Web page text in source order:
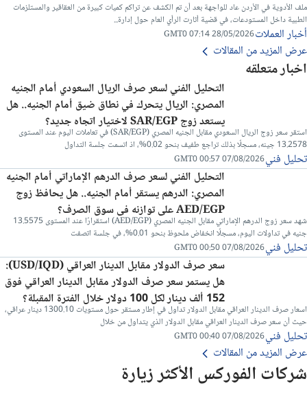
شركات الفوركس الأكثر زيارة
ملف الأدوية في الأردن عاد للواجهة بعد أن تم الكشف عن تراكم كميات كبيرة من العقاقير والمستلزمات
الطبية داخل المستودعات، في قضية أثارت الرأي العام حول إدارة...
أخبار العملات28/05/2026 07:14 GMT0
عرض المزيد من المقالات
اخبار متعلقه
التحليل الفني لسعر صرف الريال السعودي أمام الجنيه
المصري: الريال يتحرك في نطاق ضيق أمام الجنيه.. هل
يستعد زوج SAR/EGP لاختيار اتجاه جديد؟
استقر سعر زوج الريال السعودي مقابل الجنيه المصري (SAR/EGP) في تعاملات اليوم عند المستوى
13.2578 جينه، مسجلًا بذلك تراجع طفيف بنحو 0.02%، اذ اتسمت جلسة التداول
تحليل فني07/08/2026 00:57 GMT0
التحليل الفني لسعر صرف الدرهم الإماراتي أمام الجنيه
المصري: الدرهم يستقر أمام الجنيه.. هل يحافظ زوج
AED/EGP على توازنه في سوق الصرف؟
شهد سعر زوج الدرهم الإماراتي مقابل الجنيه المصري (AED/EGP) استقرارًا عند المستوى 13.5575
جنيه في تداولات اليوم، مسجلًا انخفاض ملحوظ بنحو 0.01%، في جلسة اتصفت
تحليل فني07/08/2026 00:50 GMT0
سعر صرف الدولار مقابل الدينار العراقي (USD/IQD):
هل يستمر سعر صرف الدولار مقابل الدينار العراقي فوق
152 ألف دينار لكل 100 دولار خلال الفترة المقبلة؟
اسعار صرف الدينار العراقي مقابل الدولار تداول في إطار مستقر حول مستويات 1300.10 دينار عراقي،
حيث أن سعر صرف الدينار العراقي مقابل الدولار الذي يتداول من خلال
تحليل فني07/08/2026 00:40 GMT0
عرض المزيد من المقالات